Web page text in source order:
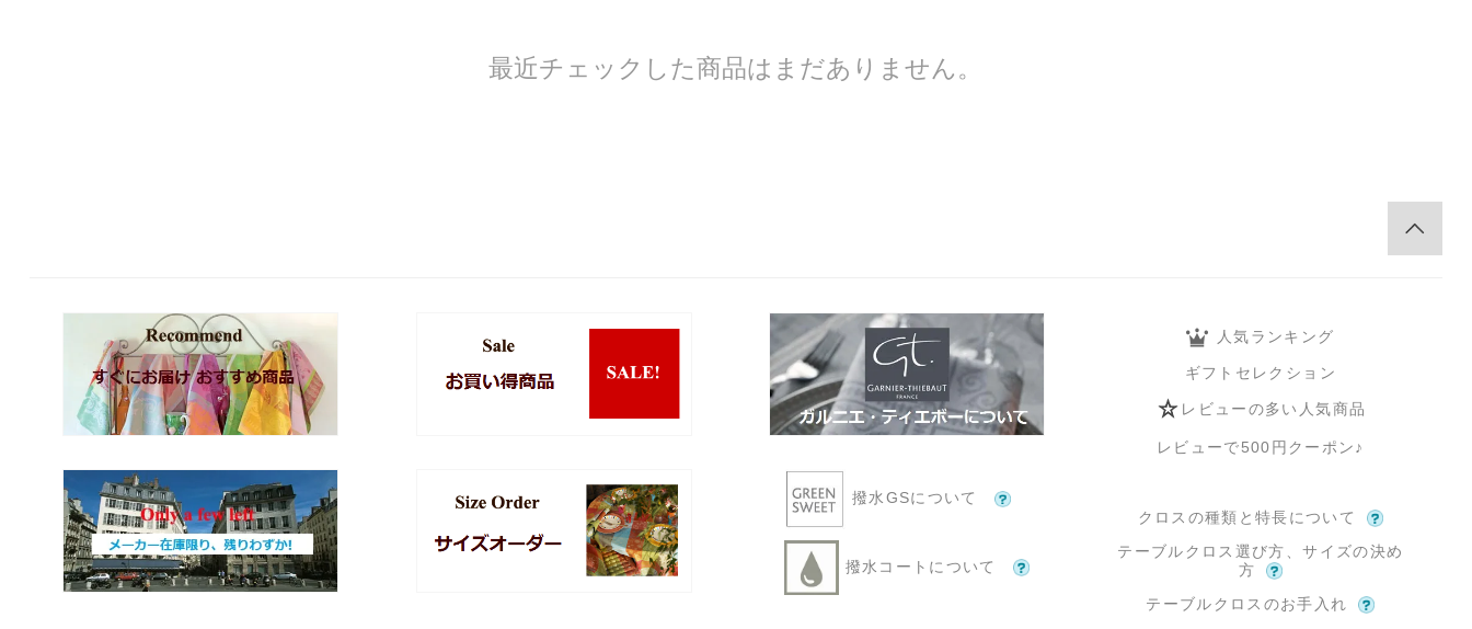
最近チェックした商品はまだありません。
撥水GSについて
撥水コートについて
人気ランキング
ギフトセレクション
レビューの多い人気商品
レビューで500円クーポン♪
クロスの種類と特長について
テーブルクロス選び方、サイズの決め
方
テーブルクロスのお手入れ